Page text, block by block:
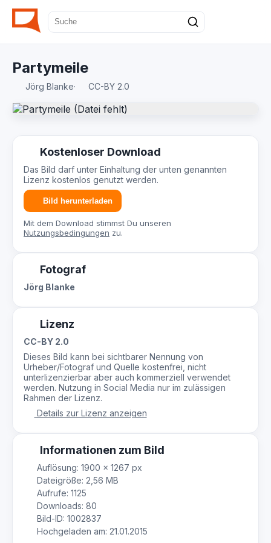
Partymeile
Jörg Blanke· CC-BY 2.0
Kostenloser Download
Das Bild darf unter Einhaltung der unten genannten
Lizenz kostenlos genutzt werden.
Bild herunterladen
Mit dem Download stimmst Du unseren
Nutzungsbedingungen zu.
Fotograf
Jörg Blanke
Lizenz
CC-BY 2.0
Dieses Bild kann bei sichtbarer Nennung von
Urheber/Fotograf und Quelle kostenfrei, nicht
unterlizenzierbar aber auch kommerziell verwendet
werden. Nutzung in Social Media nur im zulässigen
Rahmen der Lizenz.
Details zur Lizenz anzeigen
Informationen zum Bild
Auflösung: 1900 × 1267 px
Dateigröße: 2,56 MB
Aufrufe: 1125
Downloads: 80
Bild-ID: 1002837
Hochgeladen am: 21.01.2015